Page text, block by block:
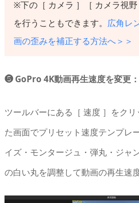
※下の［ カメラ ］［ カメラ視
を行うこともできます。 広角レ
画の歪みを補正する方法へ＞＞
❺ GoPro 4K動画再生速度を変更：
ツールバーにある［ 速度 ］をク
た画面でプリセット速度テンプレ
イズ・モンタージュ・弾丸・ジャ
の白い丸を調整して動画の再生速